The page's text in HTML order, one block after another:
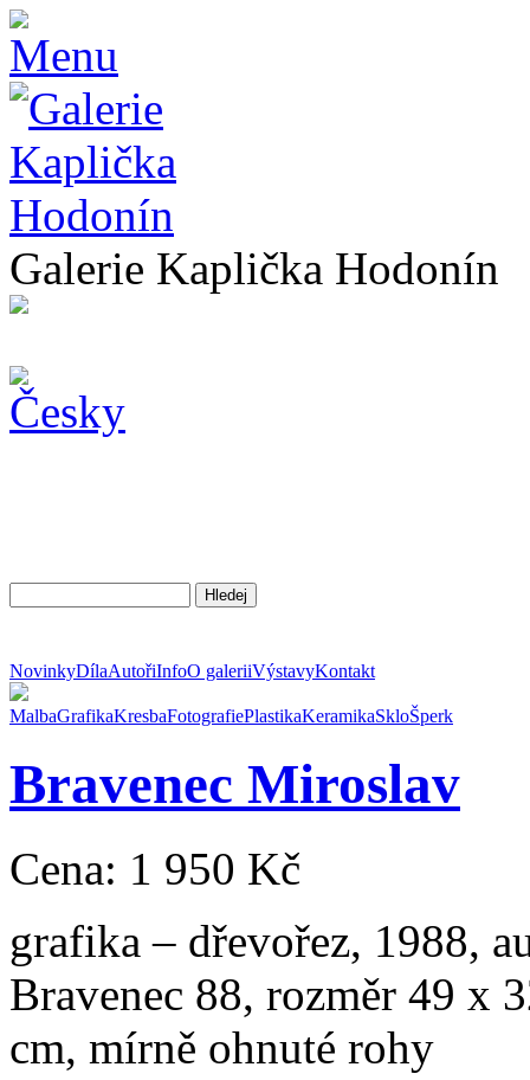
Galerie Kaplička Hodonín
NovinkyDílaAutořiInfoO galeriiVýstavyKontakt
MalbaGrafikaKresbaFotografiePlastikaKeramikaSkloŠperk
Bravenec Miroslav
Cena: 1 950 Kč
grafika – dřevořez, 1988,
Bravenec 88, rozměr 49 x
cm, mírně